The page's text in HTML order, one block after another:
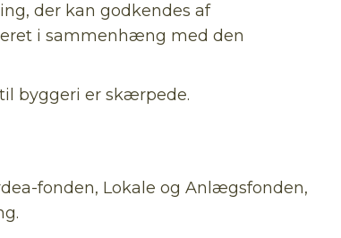
der kan godkendes af
i sammenhæng med den
byggeri er skærpede.
fonden, Lokale og Anlægsfonden,